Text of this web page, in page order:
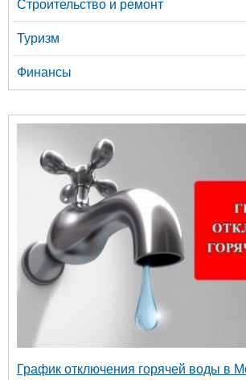
Строительство и ремонт
Туризм
Финансы
График отключения горячей воды в